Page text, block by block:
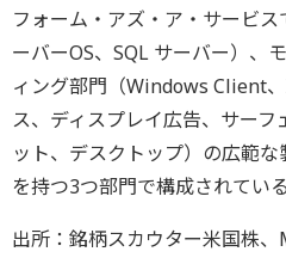
フォーム・アズ・ア・サービ
ーバーOS、SQL サーバー）、
ィング部門（Windows Client
ス、ディスプレイ広告、サー
ット、デスクトップ）の広範
を持つ3つ部門で構成されている
出所：銘柄スカウター米国株